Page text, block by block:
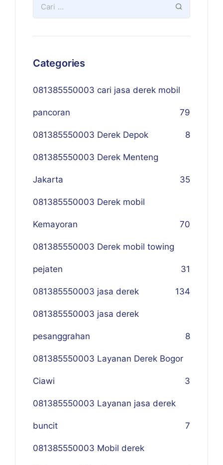
Categories
081385550003 cari jasa derek mobil
pancoran 79
081385550003 Derek Depok 8
081385550003 Derek Menteng
Jakarta 35
081385550003 Derek mobil
Kemayoran 70
081385550003 Derek mobil towing
pejaten 31
081385550003 jasa derek 134
081385550003 jasa derek
pesanggrahan 8
081385550003 Layanan Derek Bogor
Ciawi 3
081385550003 Layanan jasa derek
buncit 7
081385550003 Mobil derek